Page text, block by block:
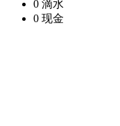
0 滴水
0 现金